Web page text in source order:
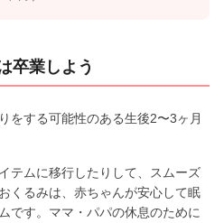
卒業しよう
をする可能性のある生後2〜3ヶ月
テムに移行したりして、スムーズ
くるみは、赤ちゃんが安心して眠
です。ママ・パパの休息のために